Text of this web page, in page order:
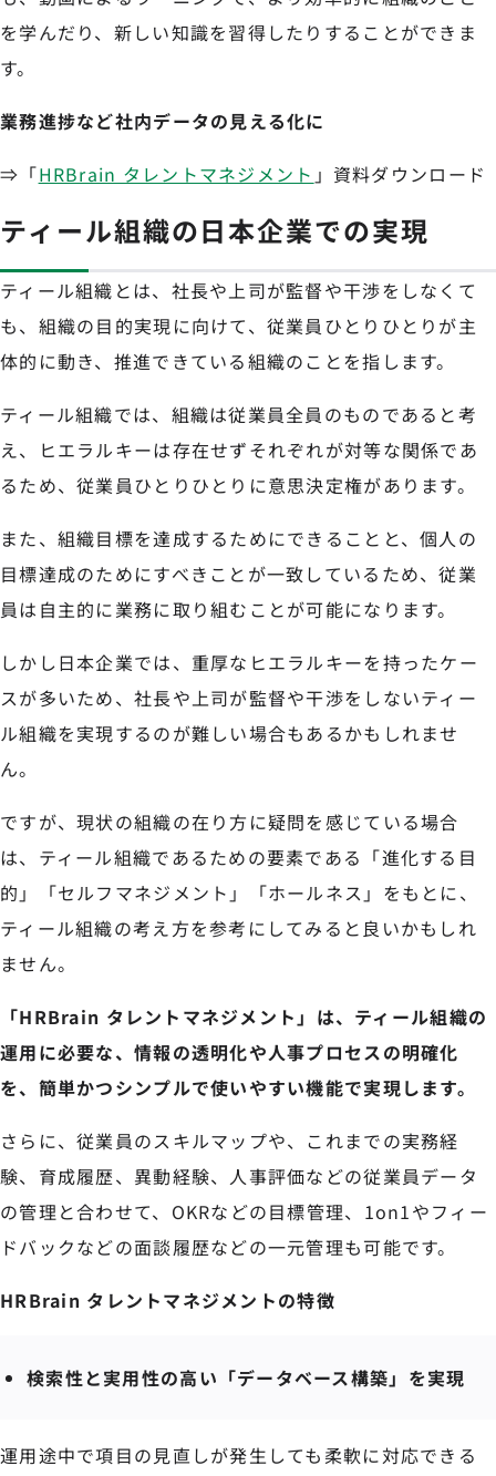
を学んだり、新しい知識を習得したりすることができま
す。
業務進捗など社内データの見える化に
⇒「HRBrain タレントマネジメント 」資料ダウンロード
ティール組織の日本企業での実現
ティール組織とは、社長や上司が監督や干渉をしなくて
も、組織の目的実現に向けて、従業員ひとりひとりが主
体的に動き、推進できている組織のことを指します。
ティール組織では、組織は従業員全員のものであると考
え、ヒエラルキーは存在せずそれぞれが対等な関係であ
るため、従業員ひとりひとりに意思決定権があります。
また、組織目標を達成するためにできることと、個人の
目標達成のためにすべきことが一致しているため、従業
員は自主的に業務に取り組むことが可能になります。
しかし日本企業では、重厚なヒエラルキーを持ったケー
スが多いため、社長や上司が監督や干渉をしないティー
ル組織を実現するのが難しい場合もあるかもしれませ
ん。
ですが、現状の組織の在り方に疑問を感じている場合
は、ティール組織であるための要素である「進化する目
的」「セルフマネジメント」「ホールネス」をもとに、
ティール組織の考え方を参考にしてみると良いかもしれ
ません。
「HRBrain タレントマネジメント」は、ティール組織の
運用に必要な、情報の透明化や人事プロセスの明確化
を、簡単かつシンプルで使いやすい機能で実現します。
さらに、従業員のスキルマップや、これまでの実務経
験、育成履歴、異動経験、人事評価などの従業員データ
の管理と合わせて、OKRなどの目標管理、1on1やフィー
ドバックなどの面談履歴などの一元管理も可能です。
HRBrain タレントマネジメントの特徴
検索性と実用性の高い「データベース構築」を実現
運用途中で項目の見直しが発生しても柔軟に対応できる